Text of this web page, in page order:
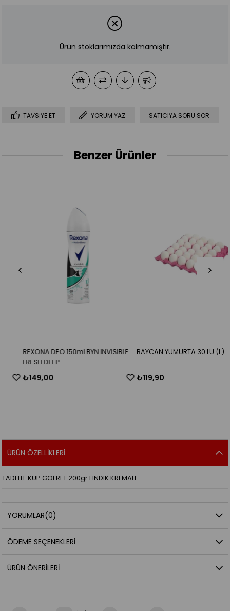
Ürün stoklarımızda kalmamıştır.
TAVSIYE ET YORUM YAZ SATICIYA SORU SOR
Benzer Ürünler
REXONA DEO 150ml BYN INVISIBLE
FRESH DEEP
₺149,00
BAYCAN YUMURTA 30 LU (L)
₺119,90
ÜRÜN ÖZELLIKLERI
TADELLE KÜP GOFRET 200gr FINDIK KREMALI
YORUMLAR(0)
ÖDEME SEÇENEKLERI
ÜRÜN ÖNERILERI